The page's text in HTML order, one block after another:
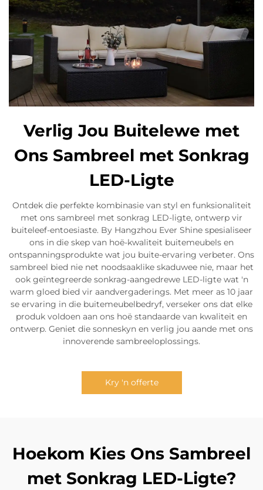
Verlig Jou Buitelewe met
Ons Sambreel met Sonkrag
LED-Ligte
Ontdek die perfekte kombinasie van styl en funksionaliteit
met ons sambreel met sonkrag LED-ligte, ontwerp vir
buiteleef-entoesiaste. By Hangzhou Ever Shine spesialiseer
ons in die skep van hoë-kwaliteit buitemeubels en
ontspanningsprodukte wat jou buite-ervaring verbeter. Ons
sambreel bied nie net noodsaaklike skaduwee nie, maar het
ook geïntegreerde sonkrag-aangedrewe LED-ligte wat 'n
warm gloed bied vir aandvergaderings. Met meer as 10 jaar
se ervaring in die buitemeubelbedryf, verseker ons dat elke
produk voldoen aan ons hoë standaarde van kwaliteit en
ontwerp. Geniet die sonneskyn en verlig jou aande met ons
innoverende sambreeloplossings.
Kry 'n offerte
Hoekom Kies Ons Sambreel
met Sonkrag LED-Ligte?